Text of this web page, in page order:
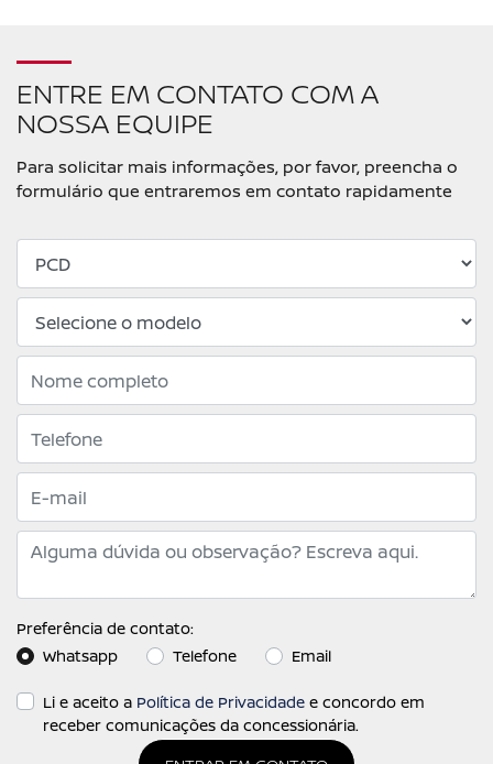
ENTRE EM CONTATO COM A
NOSSA EQUIPE
Para solicitar mais informações, por favor, preencha o
formulário que entraremos em contato rapidamente
Preferência de contato:
Whatsapp
Telefone Email
Li e aceito a Política de Privacidade e concordo em
receber comunicações da concessionária.